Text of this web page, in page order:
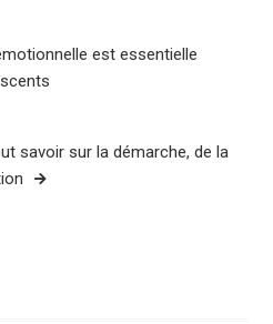
est essentielle
savoir sur la démarche, de la